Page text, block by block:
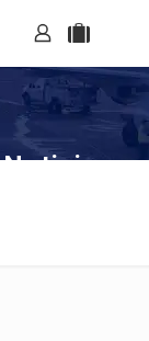
Noticias